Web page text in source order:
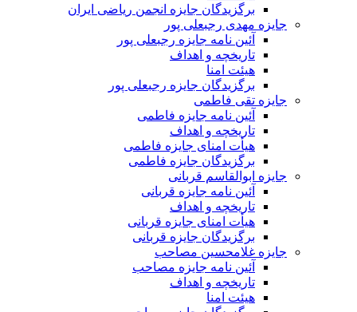
برگزیدگان جایزه انجمن ریاضی ایران
جایزه مهدی رجبعلی پور
آئین نامه جایزه رجبعلی پور
تاریخچه و اهداف
هیئت امنا
برگزیدگان جایزه رجبعلی پور
جایزه تقی فاطمی
آئین نامه جایزه فاطمی
تاریخچه و اهداف
هیأت امنای جایزه فاطمی
برگزیدگان جایزه فاطمی
جایزه ابوالقاسم قربانی
آئین نامه جایزه قربانی
تاریخچه و اهداف
هیأت امنای جایزه قربانی
برگزیدگان جایزه قربانی
جایزه غلامحسین مصاحب
آئین نامه جایزه مصاحب
تاریخچه و اهداف
هیئت امنا